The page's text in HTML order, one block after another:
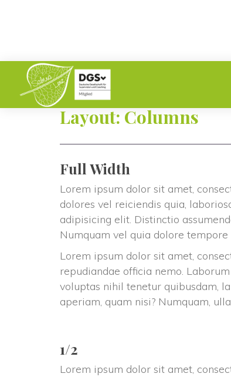
Layout: Column
Full Width
Lorem ipsum dolor sit amet,
dolores vel reiciendis quia,
adipisicing elit. Distinctio
Numquam vel quia dolore
Lorem ipsum dolor sit amet,
repudiandae officia nemo.
voluptas nihil tenetur quibusdam,
aperiam, quam nisi? Numquam,
1/2
Lorem ipsum dolor sit amet,